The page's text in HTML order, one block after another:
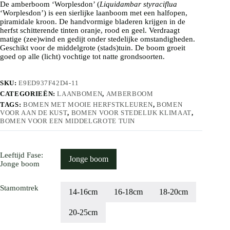
€ 575
De amberboom ‘Worplesdon’ (Liquidambar styraciflua
‘Worplesdon’) is een sierlijke laanboom met een halfopen,
piramidale kroon. De handvormige bladeren krijgen in de
herfst schitterende tinten oranje, rood en geel. Verdraagt
matige (zee)wind en gedijt onder stedelijke omstandigheden.
Geschikt voor de middelgrote (stads)tuin. De boom groeit
goed op alle (licht) vochtige tot natte grondsoorten.
SKU:E9ED937F42D4-11
CATEGORIEËN:LAANBOMEN, AMBERBOOM
TAGS: BOMEN MET MOOIE HERFSTKLEUREN,BOMEN
VOOR AAN DE KUST, BOMEN VOOR STEDELIJK KLIMAAT,
BOMEN VOOR EEN MIDDELGROTE TUIN
Leeftijd Fase:
Jonge boom
Jonge boom
Stamomtrek 14-16cm 16-18cm 18-20cm
20-25cm